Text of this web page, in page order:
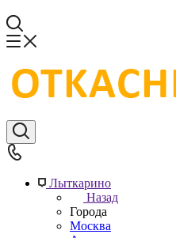
Лыткарино
Назад
Города
Москва